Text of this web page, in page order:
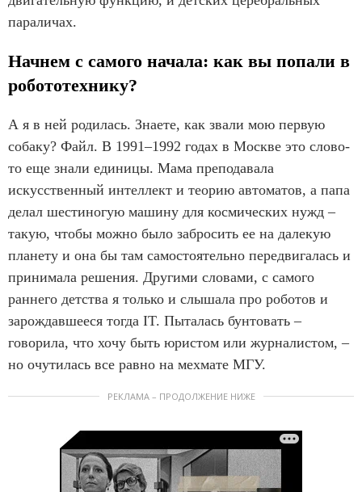
параличах.
Начнем с самого начала: как вы попали в
робототехнику?
А я в ней родилась. Знаете, как звали мою первую
собаку? Файл. В 1991–1992 годах в Москве это слово-
то еще знали единицы. Мама преподавала
искусственный интеллект и теорию автоматов, а папа
делал шестиногую машину для космических нужд –
такую, чтобы можно было забросить ее на далекую
планету и она бы там самостоятельно передвигалась и
принимала решения. Другими словами, с самого
раннего детства я только и слышала про роботов и
зарождавшееся тогда IT. Пыталась бунтовать –
говорила, что хочу быть юристом или журналистом, –
но очутилась все равно на мехмате МГУ.
РЕКЛАМА – ПРОДОЛЖЕНИЕ НИЖЕ